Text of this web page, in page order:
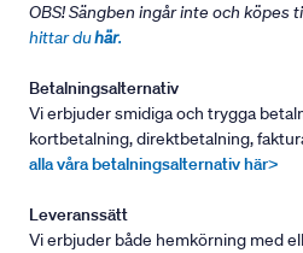
OBS! Sängben ingår inte och köpes
hittar duhär.
Betalningsalternativ
Vi erbjuder smidiga och trygga
kortbetalning, direktbetalning,
alla våra betalningsalternativ här>
Leveranssätt
Vi erbjuder både hemkörning med